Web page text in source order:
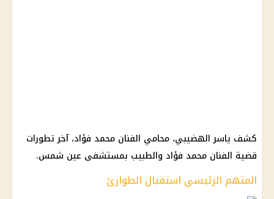
كشف ياسر الهضيبي، محامي الفنان محمد فؤاد، آخر تطورات
قضية الفنان محمد فؤاد والطبيب بمستشفى عين شمس.
المتهم الرئيسي استقبال الطوارئ